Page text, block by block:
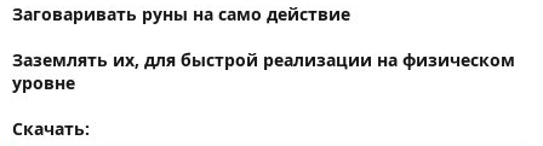
Заговаривать руны на само действие
Заземлять их, для быстрой реализации на физическом
уровне
Скачать: